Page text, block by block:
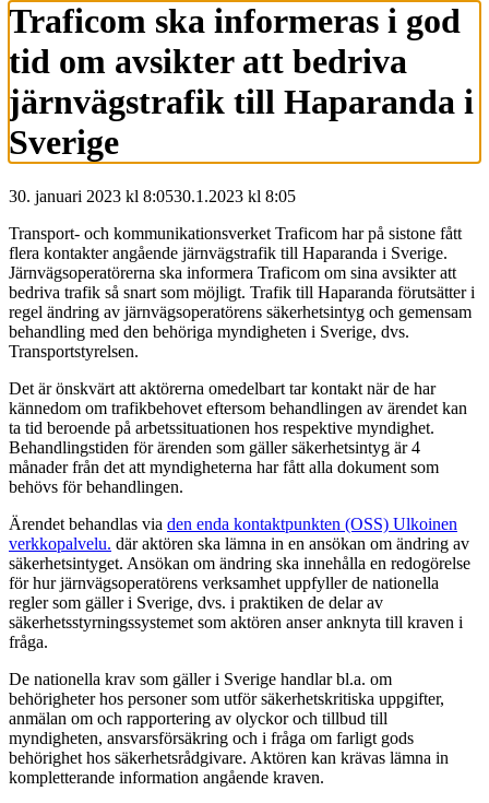
Traficom ska informeras i god
tid om avsikter att bedriva
järnvägstrafik till Haparanda i
Sverige
30. januari 2023 kl 8:0530.1.2023 kl 8:05
Transport- och kommunikationsverket Traficom har på sistone fått
flera kontakter angående järnvägstrafik till Haparanda i Sverige.
Järnvägsoperatörerna ska informera Traficom om sina avsikter att
bedriva trafik så snart som möjligt. Trafik till Haparanda förutsätter i
regel ändring av järnvägsoperatörens säkerhetsintyg och gemensam
behandling med den behöriga myndigheten i Sverige, dvs.
Transportstyrelsen.
Det är önskvärt att aktörerna omedelbart tar kontakt när de har
kännedom om trafikbehovet eftersom behandlingen av ärendet kan
ta tid beroende på arbetssituationen hos respektive myndighet.
Behandlingstiden för ärenden som gäller säkerhetsintyg är 4
månader från det att myndigheterna har fått alla dokument som
behövs för behandlingen.
Ärendet behandlas via den enda kontaktpunkten (OSS) Ulkoinen
verkkopalvelu. där aktören ska lämna in en ansökan om ändring av
säkerhetsintyget. Ansökan om ändring ska innehålla en redogörelse
för hur järnvägsoperatörens verksamhet uppfyller de nationella
regler som gäller i Sverige, dvs. i praktiken de delar av
säkerhetsstyrningssystemet som aktören anser anknyta till kraven i
fråga.
De nationella krav som gäller i Sverige handlar bl.a. om
behörigheter hos personer som utför säkerhetskritiska uppgifter,
anmälan om och rapportering av olyckor och tillbud till
myndigheten, ansvarsförsäkring och i fråga om farligt gods
behörighet hos säkerhetsrådgivare. Aktören kan krävas lämna in
kompletterande information angående kraven.